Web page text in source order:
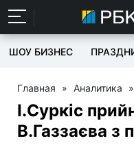
ШОУ БИЗНЕС
Главная » Аналитика »
І.Суркіс
В.Газзаєва з